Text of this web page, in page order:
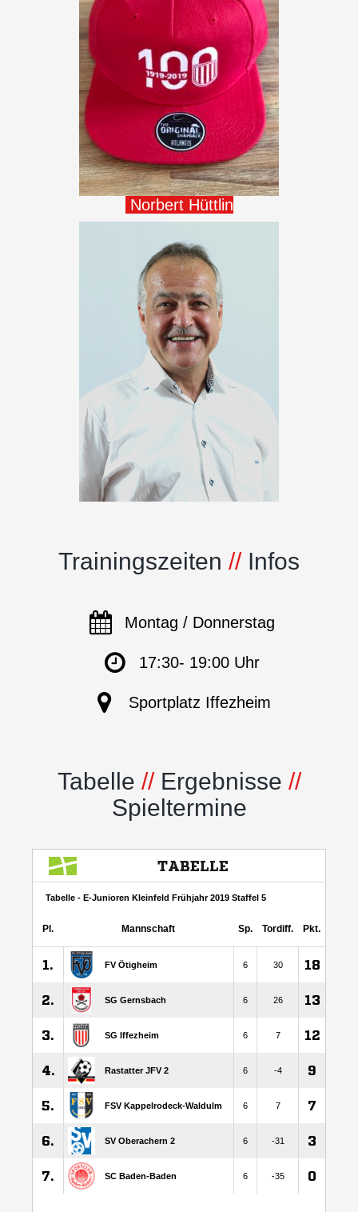
Norbert Hüttlin
Trainingszeiten // Infos
Montag / Donnerstag
17:30- 19:00 Uhr
Sportplatz Iffezheim
Tabelle // Ergebnisse //
Spieltermine